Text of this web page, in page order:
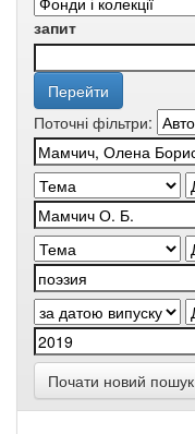
запит
Поточні фільтри:
Почати новий пошук